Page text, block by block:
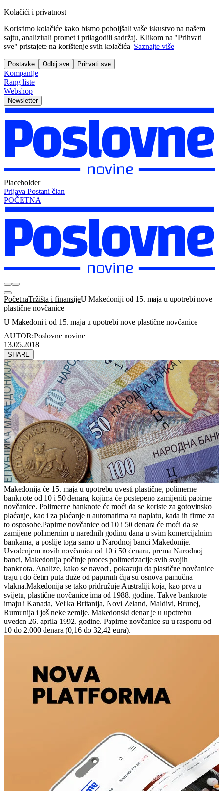
Kolačići i privatnost
Koristimo kolačiće kako bismo poboljšali vaše iskustvo na našem
sajtu, analizirali promet i prilagodili sadržaj. Klikom na "Prihvati
sve" pristajete na korištenje svih kolačića. Saznajte više
Postavke Odbij sve Prihvati sve
Kompanije
Rang liste
Webshop
Newsletter
Placeholder
Prijava Postani član
POČETNA
PočetnaTržišta i finansijeU Makedoniji od 15. maja u upotrebi nove
plastične novčanice
U Makedoniji od 15. maja u upotrebi nove plastične novčanice
AUTOR:Poslovne novine
13.05.2018
SHARE
Makedonija će 15. maja u upotrebu uvesti plastične, polimerne
banknote od 10 i 50 denara, kojima će postepeno zamijeniti papirne
novčanice. Polimerne banknote će moći da se koriste za gotovinsko
plaćanje, kao i za plaćanje u automatima za naplatu, kada ih firme za
to osposobe.Papirne novčanice od 10 i 50 denara će moći da se
zamijene polimernim u narednih godinu dana u svim komercijalnim
bankama, a poslije toga samo u Narodnoj banci Makedonije.
Uvođenjem novih novčanica od 10 i 50 denara, prema Narodnoj
banci, Makedonija počinje proces polimerizacije svih svojih
banknota. Analize, kako se navodi, pokazuju da plastične novčanice
traju i do četiri puta duže od papirnih čija su osnova pamučna
vlakna.Makedonija se tako pridružuje Australiji koja, kao prva u
svijetu, plastične novčanice ima od 1988. godine. Takve banknote
imaju i Kanada, Velika Britanija, Novi Zeland, Maldivi, Brunej,
Rumunija i još neke zemlje. Makedonski denar je u upotrebu
uveden 26. aprila 1992. godine. Papirne novčanice su u rasponu od
10 do 2.000 denara (0,16 do 32,42 eura).